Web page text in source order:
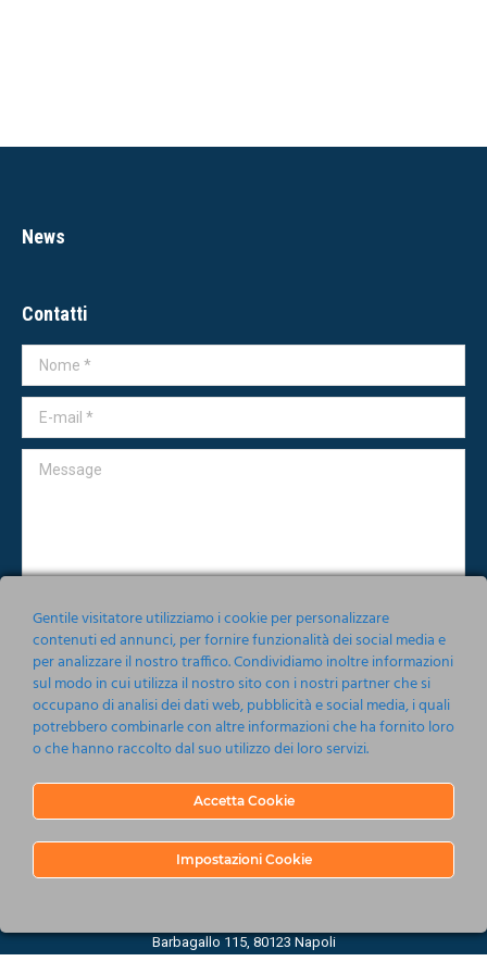
News
Contatti
Nome *
E-mail *
Message
Accetto le condizioni relative alla norma sullaPrivacy
Invia
Barbagallo 115, 80123 Napoli
Gentile visitatore utilizziamo i cookie per personalizzare
contenuti ed annunci, per fornire funzionalità dei social media e
per analizzare il nostro traffico. Condividiamo inoltre informazioni
sul modo in cui utilizza il nostro sito con i nostri partner che si
occupano di analisi dei dati web, pubblicità e social media, i quali
potrebbero combinarle con altre informazioni che ha fornito loro
o che hanno raccolto dal suo utilizzo dei loro servizi.
Accetta Cookie
Impostazioni Cookie